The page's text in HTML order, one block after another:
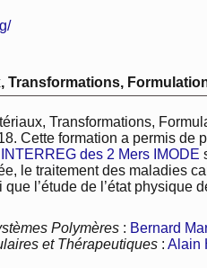
Transformations,
Cette formation a permis
des 2 Mers IMODE
le traitement des maladies
l’étude de l’état physique
Polymères : Bernard
et Thérapeutiques : Alain